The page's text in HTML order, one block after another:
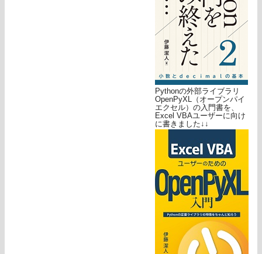
Pythonの外部ライブラリ
OpenPyXL（オープンパイ
エクセル）の入門書を、
Excel VBAユーザーに向け
に書きました↓↓